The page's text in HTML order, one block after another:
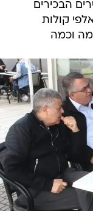
הבכירים
קולות
וכמה